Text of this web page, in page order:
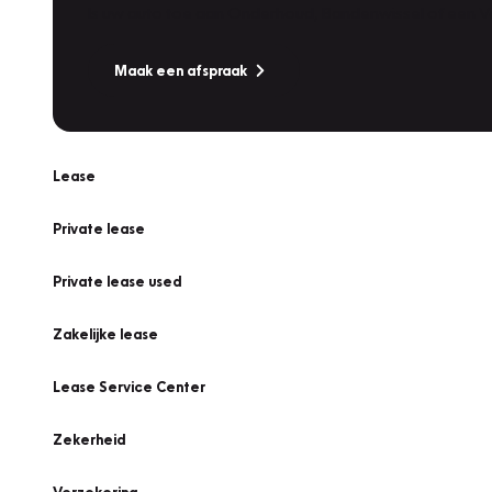
Maak een afspraak
Lease
Private lease
Private lease used
Zakelijke lease
Lease Service Center
Zekerheid